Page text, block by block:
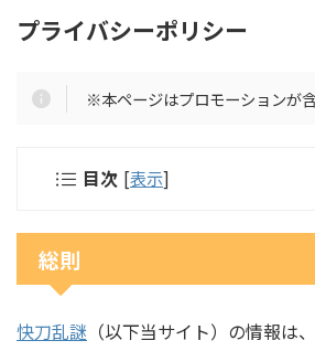
プライバシーポリシー
※本ページはプロモーションが含
目次 [表示]
総則
快刀乱謎 （以下当サイト）の情報は